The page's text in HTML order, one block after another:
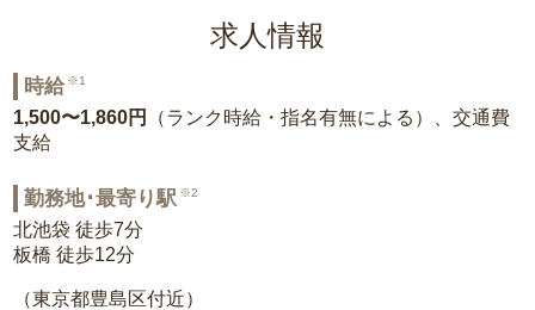
求人情報
時給 ※1
1,500〜1,860円
（ランク時給・指名有無による）、交通費
支給
勤務地･最寄り駅 ※2
北池袋 徒歩7分
板橋 徒歩12分
（東京都豊島区付近）